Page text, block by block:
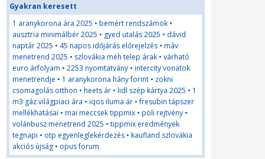
Gyakran keresett
1 aranykorona ára 2025 • bemért rendszámok •
ausztria minimálbér 2025 • gyed utalás 2025 • dávid
naptár 2025 • 45 napos időjárás előrejelzés • máv
menetrend 2025 • szlovákia méh telep árak • várható
euro árfolyam • 2253 nyomtatvány • intercity vonatok
menetrendje • 1 aranykorona hány forint • zokni
csomagolás otthon • heets ár • lidl szép kártya 2025 • 1
m3 gáz világpiaci ára • iqos iluma ár •fresubin tápszer
mellékhatásai • mai meccsek tippmix • pöli rejtvény •
volánbusz menetrend 2025 • tippmix eredmények
tegnapi • otp egyenleglekérdezés • kaufland szlovákia
akciós újság • opus forum